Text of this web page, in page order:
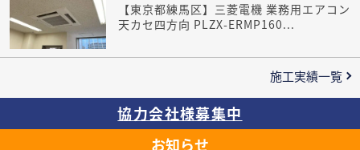
【東京都練馬区】三菱電機 業務用エアコン
天カセ四方向 PLZX-ERMP160...
施工実績一覧
協力会社様募集中
お知らせ